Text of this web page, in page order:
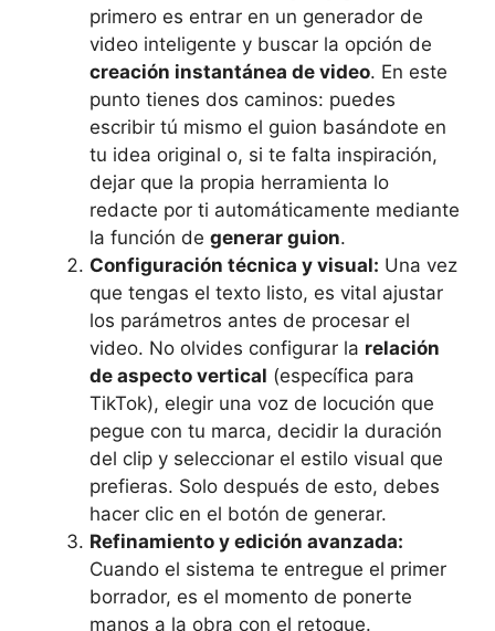
primero es entrar en un generador de
video inteligente y buscar la opción de
creación instantánea de video. En este
punto tienes dos caminos: puedes
escribir tú mismo el guion basándote en
tu idea original o, si te falta inspiración,
dejar que la propia herramienta lo
redacte por ti automáticamente mediante
la función de generar guion.
Configuración técnica y visual: Una vez
que tengas el texto listo, es vital ajustar
los parámetros antes de procesar el
video. No olvides configurar la relación
de aspecto vertical (específica para
TikTok), elegir una voz de locución que
pegue con tu marca, decidir la duración
del clip y seleccionar el estilo visual que
prefieras. Solo después de esto, debes
hacer clic en el botón de generar.
Refinamiento y edición avanzada:
Cuando el sistema te entregue el primer
borrador, es el momento de ponerte
manos a la obra con el retoque.